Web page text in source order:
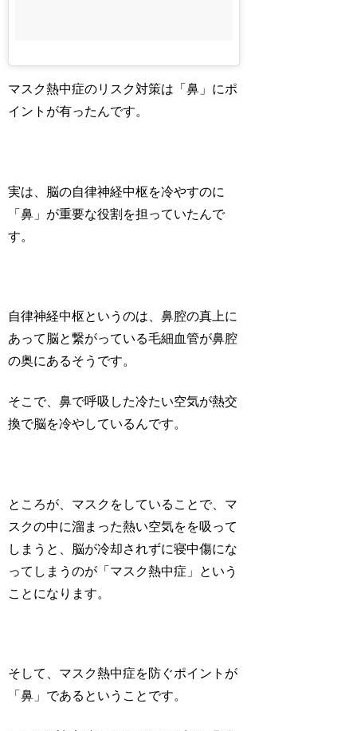
マスク熱中症のリスク対策は「鼻」にポ
イントが有ったんです。
実は、脳の自律神経中枢を冷やすのに
「鼻」が重要な役割を担っていたんで
す。
自律神経中枢というのは、鼻腔の真上に
あって脳と繋がっている毛細血管が鼻腔
の奥にあるそうです。
そこで、鼻で呼吸した冷たい空気が熱交
換で脳を冷やしているんです。
ところが、マスクをしていることで、マ
スクの中に溜まった熱い空気をを吸って
しまうと、脳が冷却されずに寝中傷にな
ってしまうのが「マスク熱中症」という
ことになります。
そして、マスク熱中症を防ぐポイントが
「鼻 」であるということです。